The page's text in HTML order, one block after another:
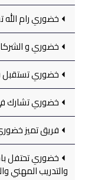
خضوري رام
خضوري و
خضوري تستقبل
خضوري تشارك
فريق تميز
خضوري تحتفل
والتدريب المهني